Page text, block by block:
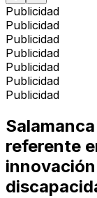
Publicidad
Publicidad
Publicidad
Publicidad
Publicidad
Publicidad
Publicidad
referente